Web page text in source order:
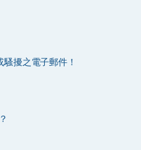
擾之電子郵件！